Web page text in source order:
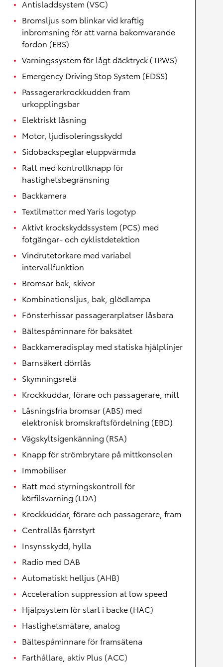
Antisladdsystem (VSC)
Bromsljus som blinkar vid kraftig
inbromsning för att varna bakomvarande
fordon (EBS)
Varningssystem för lågt däcktryck (TPWS)
Emergency Driving Stop System (EDSS)
Passagerarkrockkudden fram
urkopplingsbar
Elektriskt låsning
Motor, ljudisoleringsskydd
Sidobackspeglar eluppvärmda
Ratt med kontrollknapp för
hastighetsbegränsning
Backkamera
Textilmattor med Yaris logotyp
Aktivt krockskyddssystem (PCS) med
fotgängar- och cyklistdetektion
Vindrutetorkare med variabel
intervallfunktion
Bromsar bak, skivor
Kombinationsljus, bak, glödlampa
Fönsterhissar passagerarplatser låsbara
Bältespåminnare för baksätet
Backkameradisplay med statiska hjälplinjer
Barnsäkert dörrlås
Skymningsrelä
Krockkuddar, förare och passagerare, mitt
Låsningsfria bromsar (ABS) med
elektronisk bromskraftsfördelning (EBD)
Vägskyltsigenkänning (RSA)
Knapp för strömbrytare på mittkonsolen
Immobiliser
Ratt med styrningskontroll för
körfilsvarning (LDA)
Krockkuddar, förare och passagerare, fram
Centrallås fjärrstyrt
Insynsskydd, hylla
Radio med DAB
Automatiskt helljus (AHB)
Acceleration suppression at low speed
Hjälpsystem för start i backe (HAC)
Hastighetsmätare, analog
Bältespåminnare för framsätena
Farthållare, aktiv Plus (ACC)